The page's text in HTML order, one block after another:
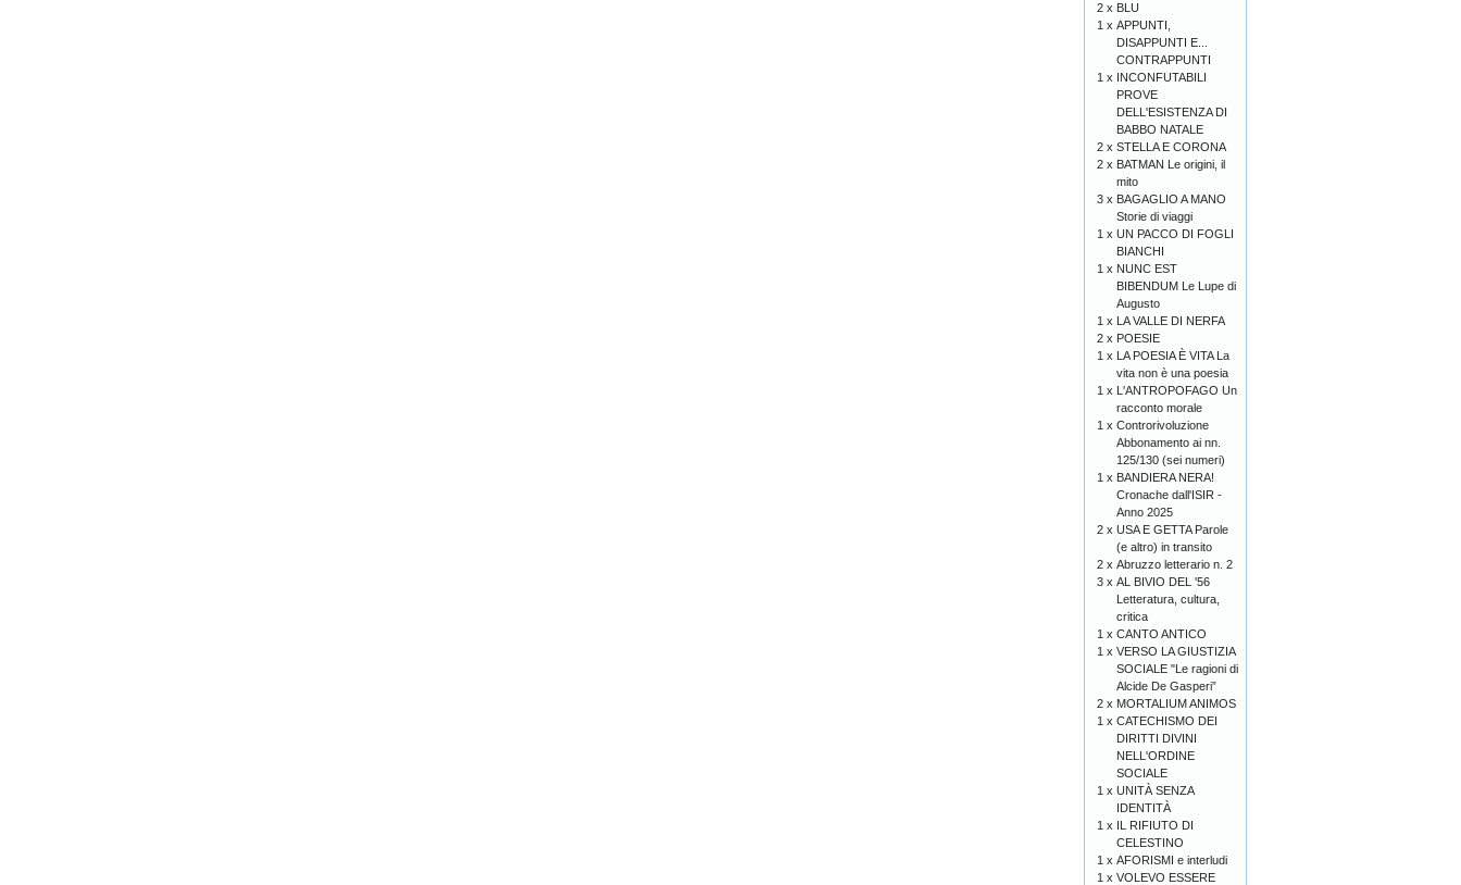
2 x BLU
1 x APPUNTI,
DISAPPUNTI E...
CONTRAPPUNTI
1 x INCONFUTABILI
PROVE
DELL'ESISTENZA DI
BABBO NATALE
2 x STELLA E CORONA
2 x BATMAN Le origini, il
mito
3 x BAGAGLIO A MANO
Storie di viaggi
1 x UN PACCO DI FOGLI
BIANCHI
1 x NUNC EST
BIBENDUM Le Lupe di
Augusto
1 x LA VALLE DI NERFA
2 x POESIE
1 x LA POESIA È VITA La
vita non è una poesia
1 x L'ANTROPOFAGO Un
racconto morale
1 x Controrivoluzione
Abbonamento ai nn.
125/130 (sei numeri)
1 x BANDIERA NERA!
Cronache dall'ISIR -
Anno 2025
2 x USA E GETTA Parole
(e altro) in transito
2 x Abruzzo letterario n. 2
3 x AL BIVIO DEL '56
Letteratura, cultura,
critica
1 x CANTO ANTICO
1 x VERSO LA GIUSTIZIA
SOCIALE "Le ragioni di
Alcide De Gasperi”
2 x MORTALIUM ANIMOS
1 x CATECHISMO DEI
DIRITTI DIVINI
NELL'ORDINE
SOCIALE
1 x UNITÀ SENZA
IDENTITÀ
1 x IL RIFIUTO DI
CELESTINO
1 x AFORISMI e interludi
1 x VOLEVO ESSERE